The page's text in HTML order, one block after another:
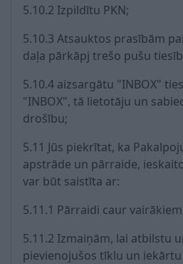
5.10.2 Izpildītu PKN;
5.10.3 Atsauktos prasībām
daļa pārkāpj trešo pušu
5.10.4 aizsargātu "INBOX"
"INBOX", tā lietotāju un
drošību;
5.11 Jūs piekrītat, ka
apstrāde un pārraide,
var būt saistīta ar:
5.11.1 Pārraidi caur
5.11.2 Izmaiņām, lai atbilstu
pievienojušos tīklu un